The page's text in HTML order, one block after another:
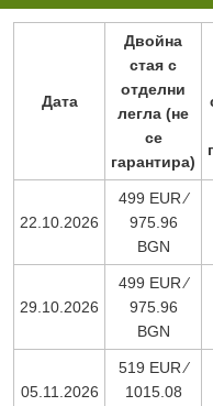
Дата
Двойна
стая с
отделни
легла (не
се
гарантира)
22.10.2026
499 EUR ∕
975.96
BGN
29.10.2026
499 EUR ∕
975.96
BGN
05.11.2026
519 EUR ∕
1015.08